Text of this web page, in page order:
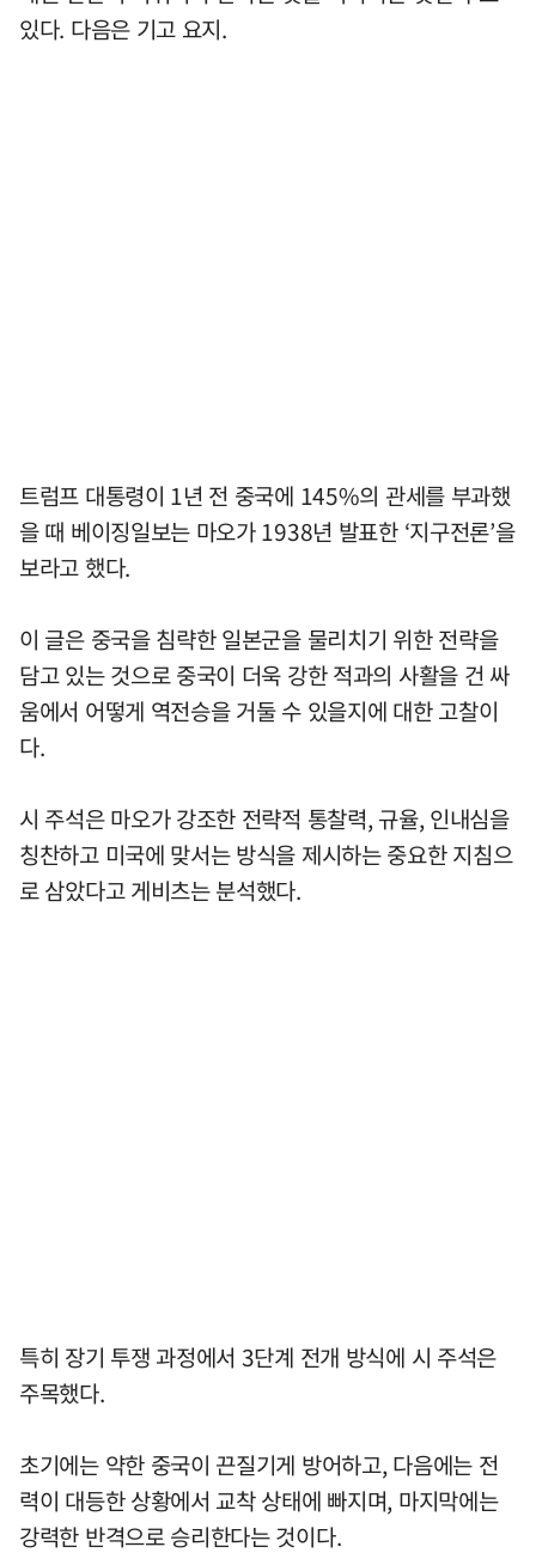
있다. 다음은 기고 요지.
트럼프 대통령이 1년 전 중국에 145%의 관세를 부과했
을 때 베이징일보는 마오가 1938년 발표한 ‘지구전론’을
보라고 했다.
이 글은 중국을 침략한 일본군을 물리치기 위한 전략을
담고 있는 것으로 중국이 더욱 강한 적과의 사활을 건 싸
움에서 어떻게 역전승을 거둘 수 있을지에 대한 고찰이
다.
시 주석은 마오가 강조한 전략적 통찰력, 규율, 인내심을
칭찬하고 미국에 맞서는 방식을 제시하는 중요한 지침으
로 삼았다고 게비츠는 분석했다.
특히 장기 투쟁 과정에서 3단계 전개 방식에 시 주석은
주목했다.
초기에는 약한 중국이 끈질기게 방어하고, 다음에는 전
력이 대등한 상황에서 교착 상태에 빠지며, 마지막에는
강력한 반격으로 승리한다는 것이다.